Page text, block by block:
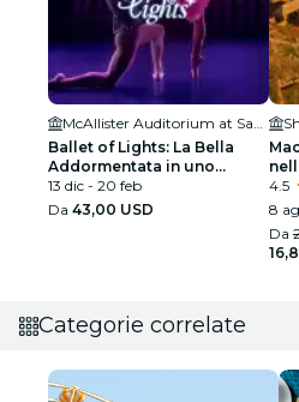
McAllister Auditorium at San Antonio College
Ballet of Lights: La Bella
Addormentata in uno
spettacolo scintillante
13 dic - 20 feb
Da 43,00 USD
4.5
8
Da
Categorie correlate